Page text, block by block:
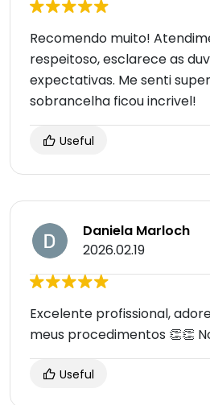
Recomendo muito!
respeitoso, esclarece as
expectativas. Me senti
sobrancelha ficou incrivel!
Useful
Daniela Marloch
2026.02.19
Excelente profissional,
meus procedimentos 👏👏
Useful